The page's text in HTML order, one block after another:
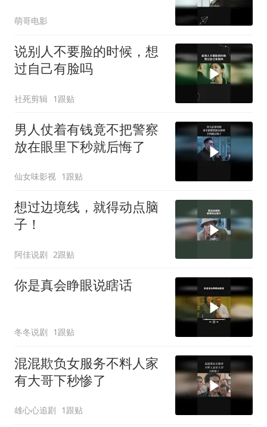
萌哥电影
说别人不要脸的时候，想
过自己有脸吗
社死剪辑 1跟贴
男人仗着有钱竟不把警察
放在眼里下秒就后悔了
仙女味影视 1跟贴
想过边境线，就得动点脑
子！
阿佳说剧 2跟贴
你是真会睁眼说瞎话
冬冬说剧 1跟贴
混混欺负女服务不料人家
有大哥下秒惨了
雄心心追剧 1跟贴